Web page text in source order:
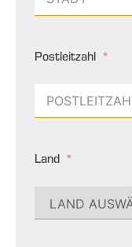
Postleitzahl
Land